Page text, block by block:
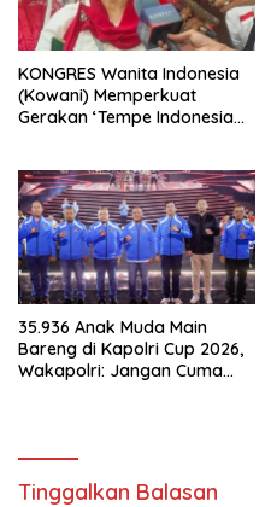
KONGRES Wanita Indonesia
(Kowani) Memperkuat
Gerakan ‘Tempe Indonesia
35.936 Anak Muda Main
Bareng di Kapolri Cup 2026,
Wakapolri: Jangan Cuma
Tinggalkan Balasan